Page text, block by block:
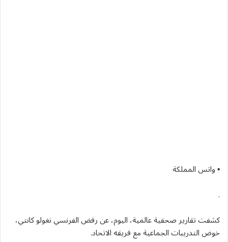
▪︎ واتس المملكة
.
كشفت تقارير صحفية عالمية، اليوم، عن رفض الفرنسي نغولو كانتي،
خوض التدريبات الجماعية مع فريقه الاتحاد.